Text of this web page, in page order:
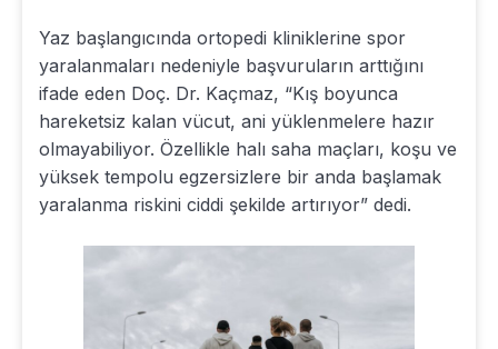
Yaz başlangıcında ortopedi kliniklerine spor
yaralanmaları nedeniyle başvuruların arttığını
ifade eden Doç. Dr. Kaçmaz, “Kış boyunca
hareketsiz kalan vücut, ani yüklenmelere hazır
olmayabiliyor. Özellikle halı saha maçları, koşu ve
yüksek tempolu egzersizlere bir anda başlamak
yaralanma riskini ciddi şekilde artırıyor” dedi.